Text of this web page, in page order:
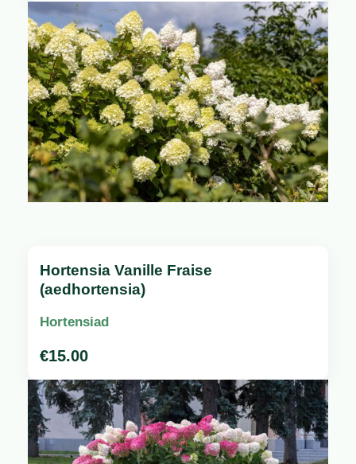
Hortensia Vanille Fraise
(aedhortensia)
Hortensiad
€15.00